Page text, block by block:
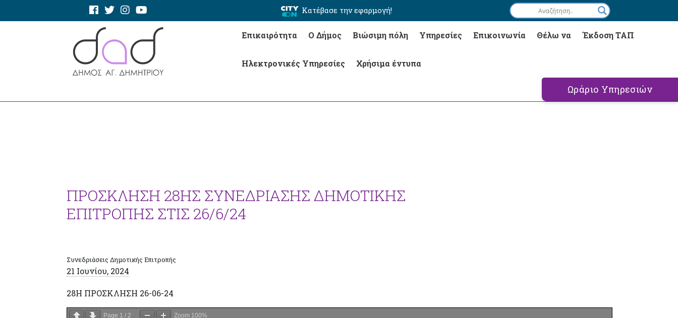
Κατέβασε την εφαρμογή!
Επικαιρότητα Ο Δήμος Βιώσιμη πόλη Υπηρεσίες Επικοινωνία Θέλω να Έκδοση ΤΑΠ
Ηλεκτρονικές Υπηρεσίες Χρήσιμα έντυπα
Ωράριο Υπηρεσιών
ΠΡΟΣΚΛΗΣΗ 28ΗΣ ΣΥΝΕΔΡΙΑΣΗΣ ΔΗΜΟΤΙΚΗΣ
ΕΠΙΤΡΟΠΗΣ ΣΤΙΣ 26/6/24
Συνεδριάσεις Δημοτικής Επιτροπής
21 Ιουνίου, 2024
28H ΠΡΟΣΚΛΗΣΗ 26-06-24
Page 1 / 2 Zoom 100%